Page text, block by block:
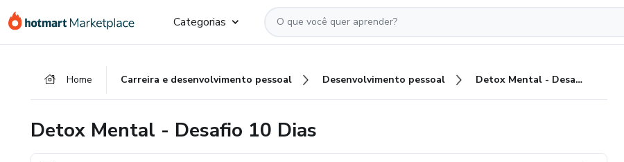
para
para
para
Categorias
Home Carreira e desenvolvimento pessoal Desenvolvimento pessoal Detox Mental - Desafio 10 Dias
Detox Mental - Desafio 10 Dias